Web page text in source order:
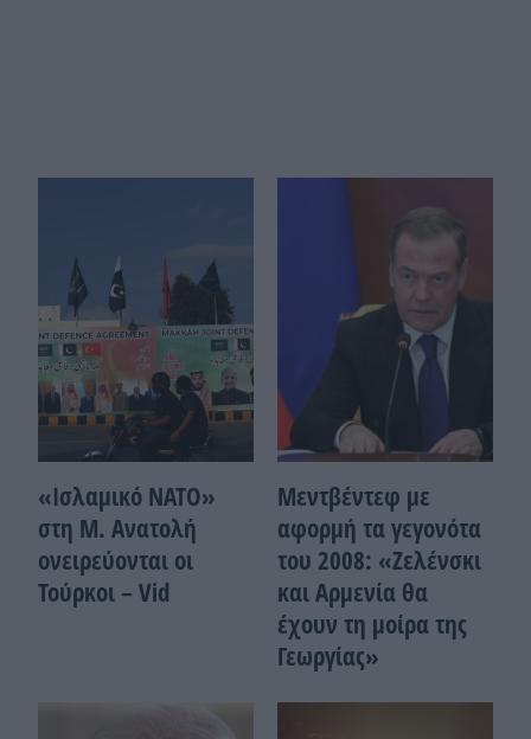
«Ισλαμικό ΝΑΤΟ»
στη Μ. Ανατολή
ονειρεύονται οι
Τούρκοι – Vid
Μεντβέντεφ με
αφορμή τα γεγονότα
του 2008: «Ζελένσκι
και Αρμενία θα
έχουν τη μοίρα της
Γεωργίας»